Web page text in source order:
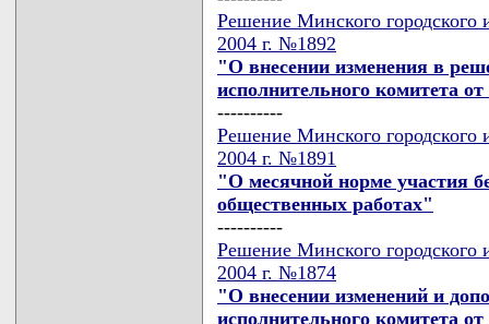
Решение Минского городского
2004 г. №1892
"О внесении изменения в
исполнительного комитета
----------
Решение Минского городского
2004 г. №1891
"О месячной норме участия
общественных работах"
----------
Решение Минского городского
2004 г. №1874
"О внесении изменений и
исполнительного комитета